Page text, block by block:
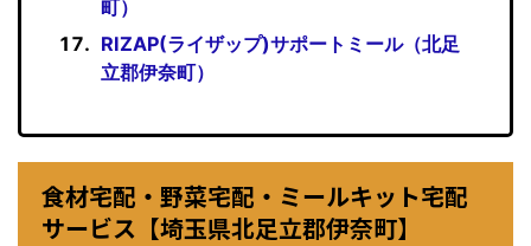
町）
RIZAP(ライザップ)サポートミール（北足
立郡伊奈町）
食材宅配・野菜宅配・ミールキット宅配
サービス【埼玉県北足立郡伊奈町】